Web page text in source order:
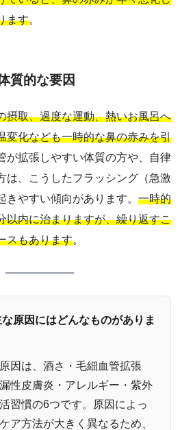
ます。
質的な要因
摂取、過度な運動、熱いお風呂へ
変化なども一時的な鼻の赤みを引
が拡張しやすい体質の方や、自律
は、こうしたフラッシング（急激
きやすい傾向があります。 一時的
以内に治まりますが、繰り返すこ
スもあります。
原因にはどんなものがありま
因は、酒さ・毛細血管拡張
性皮膚炎・アレルギー・紫外
習慣の6つです。原因によっ
ア方法が大きく異なるため、